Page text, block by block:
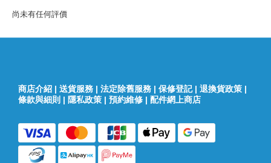
尚未有任何評價
商店介紹 | 送貨服務 | 法定除舊服務 | 保修登記| 退換貨政策 |
條款與細則 | 隱私政策 | 預約維修 | 配件網上商店